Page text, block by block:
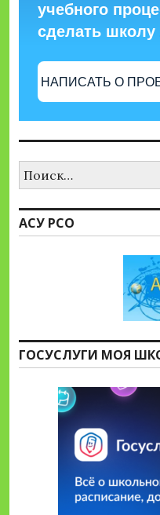
учебного
сделать
НАПИСАТЬ О
АСУ РСО
ГОСУСЛУГИ МОЯ